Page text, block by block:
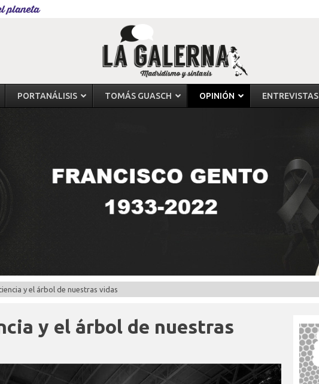
planeta
PORTANÁLISIS TOMÁS GUASCH OPINIÓN ENTREVISTAS
y el árbol de nuestras vidas
y el árbol de nuestras